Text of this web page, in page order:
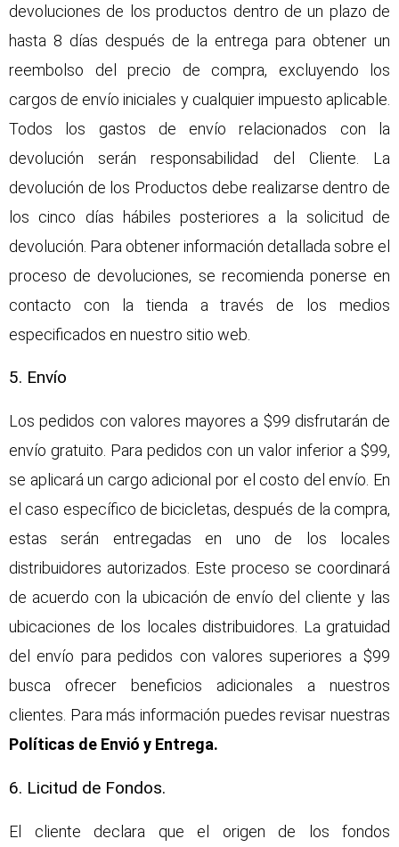
devoluciones de los productos dentro de un plazo de
hasta 8 días después de la entrega para obtener un
reembolso del precio de compra, excluyendo los
cargos de envío iniciales y cualquier impuesto aplicable.
Todos los gastos de envío relacionados con la
devolución serán responsabilidad del Cliente. La
devolución de los Productos debe realizarse dentro de
los cinco días hábiles posteriores a la solicitud de
devolución. Para obtener información detallada sobre el
proceso de devoluciones, se recomienda ponerse en
contacto con la tienda a través de los medios
especificados en nuestro sitio web.
5. Envío
Los pedidos con valores mayores a $99 disfrutarán de
envío gratuito. Para pedidos con un valor inferior a $99,
se aplicará un cargo adicional por el costo del envío. En
el caso específico de bicicletas, después de la compra,
estas serán entregadas en uno de los locales
distribuidores autorizados. Este proceso se coordinará
de acuerdo con la ubicación de envío del cliente y las
ubicaciones de los locales distribuidores. La gratuidad
del envío para pedidos con valores superiores a $99
busca ofrecer beneficios adicionales a nuestros
clientes. Para más información puedes revisar nuestras
Políticas de Envió y Entrega.
6. Licitud de Fondos.
El cliente declara que el origen de los fondos